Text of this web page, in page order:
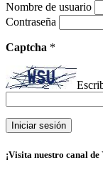
Nombre de usuario
Contraseña
Captcha *
¡Visita nuestro canal de